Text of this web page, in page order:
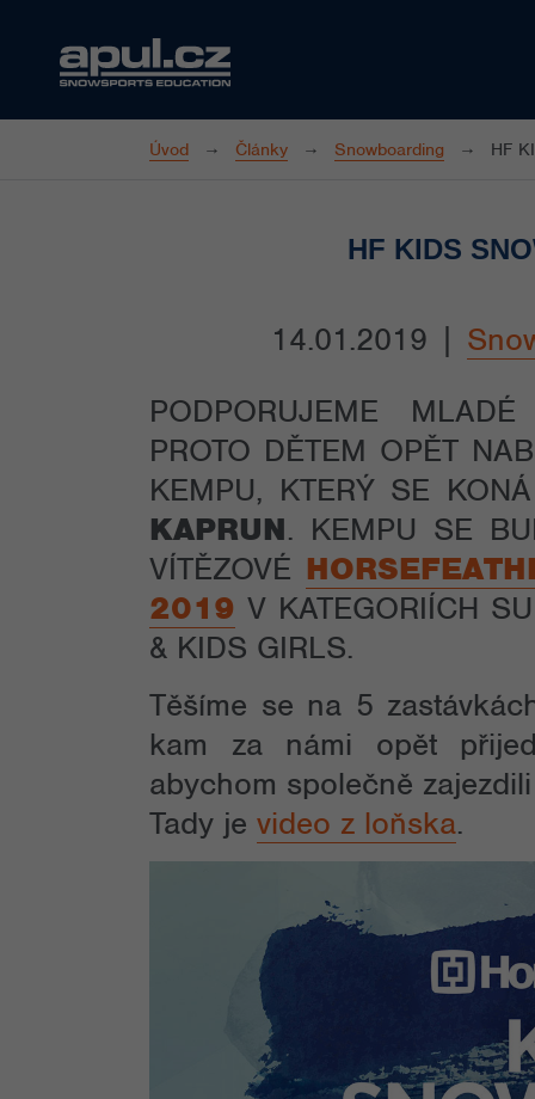
Úvod Články Snowboarding HF
HF KIDS
14.01.2019 |
PODPORUJEME
PROTO DĚTEM OPĚT
KEMPU, KTERÝ SE
KAPRUN. KEMPU SE
VÍTĚZOVÉ
2019 V KATEGORIÍCH
& KIDS GIRLS.
Těšíme se na 5
kam za námi opět
abychom společně
Tady je video z loňska.